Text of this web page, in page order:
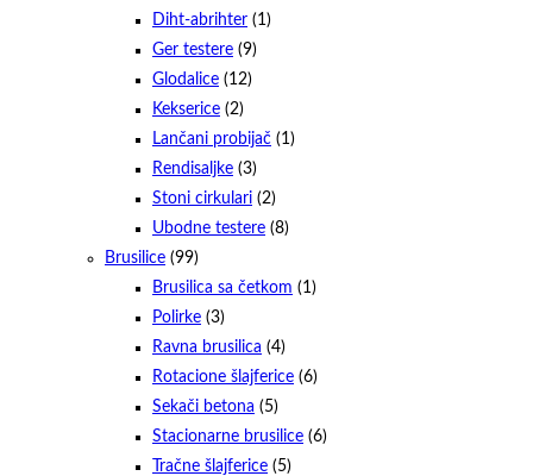
Diht-abrihter (1)
Ger testere (9)
Glodalice (12)
Kekserice (2)
Lančani probijač (1)
Rendisaljke (3)
Stoni cirkulari (2)
Ubodne testere (8)
Brusilice (99)
Brusilica sa četkom (1)
Polirke (3)
Ravna brusilica (4)
Rotacione šlajferice (6)
Sekači betona (5)
Stacionarne brusilice (6)
Tračne šlajferice (5)